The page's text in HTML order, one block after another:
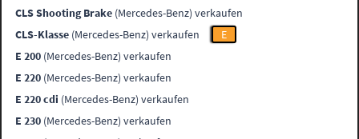
CLS Shooting Brake (Mercedes-Benz) verkaufen
CLS-Klasse (Mercedes-Benz) verkaufen
E
E 200 (Mercedes-Benz) verkaufen
E 220 (Mercedes-Benz) verkaufen
E 220 cdi (Mercedes-Benz) verkaufen
E 230 (Mercedes-Benz) verkaufen